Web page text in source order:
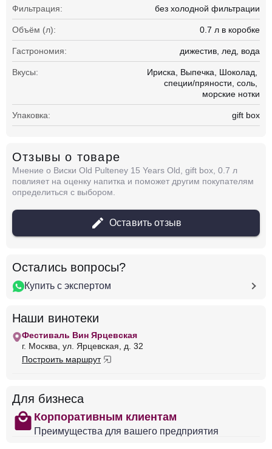
Фильтрация: без холодной фильтрации
Объём (л): 0.7 л в коробке
Гастрономия: дижестив лед вода
Вкусы: Ириска Выпечка
Шоколад
специи/пряности соль
морские нотки
Упаковка: gift box
Отзывы о товаре
Оставить отзыв
Мнение о Виски Old Pulteney 15 Years Old, gift box, 0.7 л
повлияет на оценку напитка и поможет другим покупателям
определиться с выбором.
Остались вопросы?
Купить с экспертом
Наши винотеки
Фестиваль Вин Ярцевская
г. Москва, ул. Ярцевская, д. 32
Построить маршрут
Для бизнеса
shopping Корпоративным клиентам
Преимущества для вашего предприятия